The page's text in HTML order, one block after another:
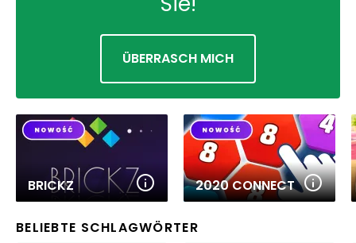
ÜBERRASCH MICH
BRICKZ 2020 CONNECT
BELIEBTE SCHLAGWÖRTER